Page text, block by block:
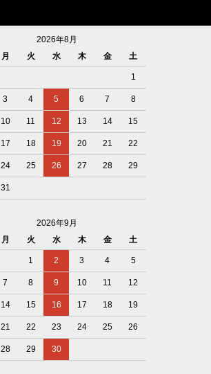
2026年8月
月 火 水 木 金 土
1
3 4 5 6 7 8
10 11 12 13 14 15
17 18 19 20 21 22
24 25 26 27 28 29
31
2026年9月
月 火 水 木 金 土
1 2 3 4 5
7 8 9 10 11 12
14 15 16 17 18 19
21 22 23 24 25 26
28 29 30